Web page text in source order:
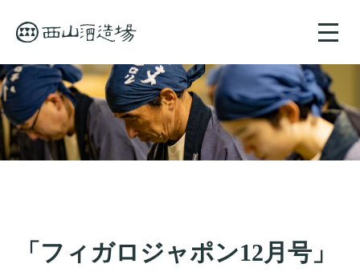
toggle
「フィガロジャポン12月号」